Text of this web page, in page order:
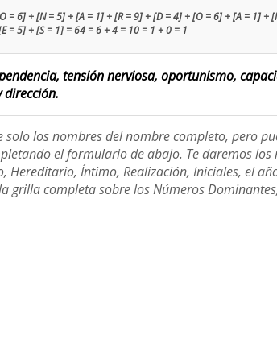
= 6] + [N = 5] + [A = 1] + [R = 9] + [D = 4] + [O = 6] + [A = 1] +
= 5] + [S = 1] = 64 = 6 + 4 = 10 = 1 + 0 = 1
tensión nerviosa, oportunismo,
solo los nombres del nombre completo, pero
el formulario de abajo. Te daremos los
Hereditario, Íntimo, Realización, Iniciales, el
grilla completa sobre los Números